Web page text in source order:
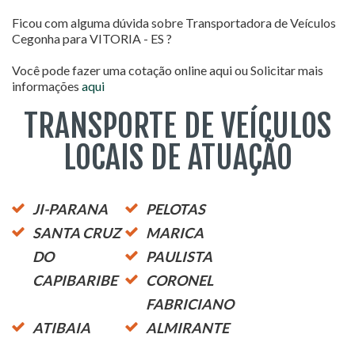
Ficou com alguma dúvida sobre Transportadora de Veículos
Cegonha para VITORIA - ES ?
Você pode fazer uma cotação online aqui ou Solicitar mais
informações aqui
TRANSPORTE DE VEÍCULOS
LOCAIS DE ATUAÇÃO
JI-PARANA
PELOTAS
SANTA CRUZ
DO
CAPIBARIBE
MARICA
PAULISTA
CORONEL
FABRICIANO
ATIBAIA
ALMIRANTE